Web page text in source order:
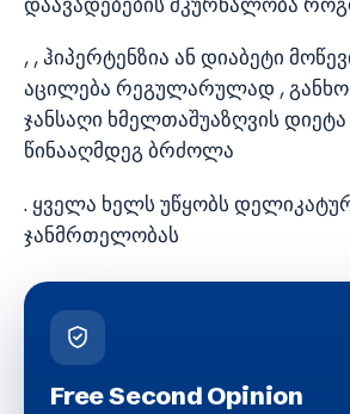
, , ჰიპერტენზია ან დიაბეტი
აცილება რეგულარულად ,
ჯანსაღი ხმელთაშუაზღვის
წინააღმდეგ ბრძოლა
. ყველა ხელს უწყობს
ჯანმრთელობას
Free Second Opinion